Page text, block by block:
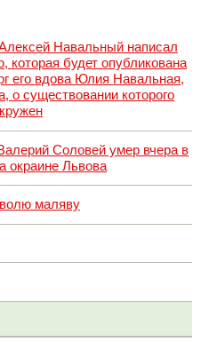
Навальный написал
будет опубликована
его вдова Юлия Навальная,
о существовании которого
Соловей умер вчера в
окраине Львова
маляву